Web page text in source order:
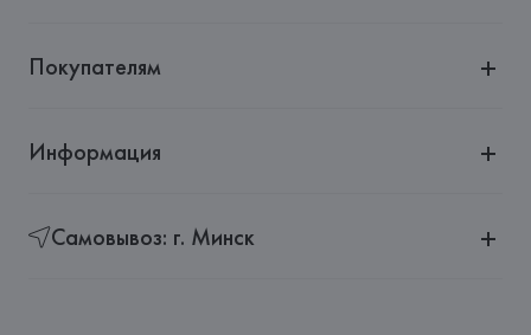
Покупателям
Информация
Самовывоз: г. Минск